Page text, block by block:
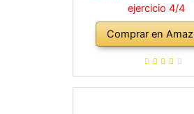
ejercicio 4/4
Comprar en